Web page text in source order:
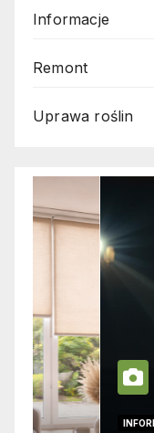
Informacje
Remont
Uprawa roślin
INFORMACJE